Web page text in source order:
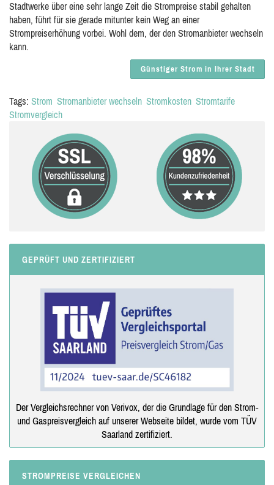
Stadtwerke über eine sehr lange Zeit die Strompreise stabil gehalten
haben, führt für sie gerade mitunter kein Weg an einer
Strompreiserhöhung vorbei. Wohl dem, der den Stromanbieter wechseln
kann.
Günstiger Strom in Ihrer Stadt
Tags: Strom Stromanbieter wechseln Stromkosten Stromtarife
Stromvergleich
GEPRÜFT UND ZERTIFIZIERT
Der Vergleichsrechner von Verivox, der die Grundlage für den Strom-
und Gaspreisvergleich auf unserer Webseite bildet, wurde vom TÜV
Saarland zertifiziert.
STROMPREISE VERGLEICHEN